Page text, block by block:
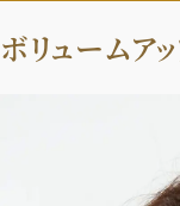
ボリュームア